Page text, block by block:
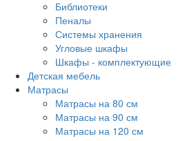
Библиотеки
Пеналы
Системы хранения
Угловые шкафы
Шкафы - комплектующие
Детская мебель
Матрасы
Матрасы на 80 см
Матрасы на 90 см
Матрасы на 120 см